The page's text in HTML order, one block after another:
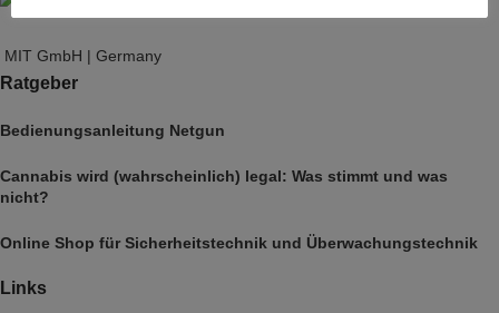
MIT GmbH | Germany
Ratgeber
Bedienungsanleitung Netgun
Cannabis wird (wahrscheinlich) legal: Was stimmt und was
nicht?
Online Shop für Sicherheitstechnik und Überwachungstechnik
Links